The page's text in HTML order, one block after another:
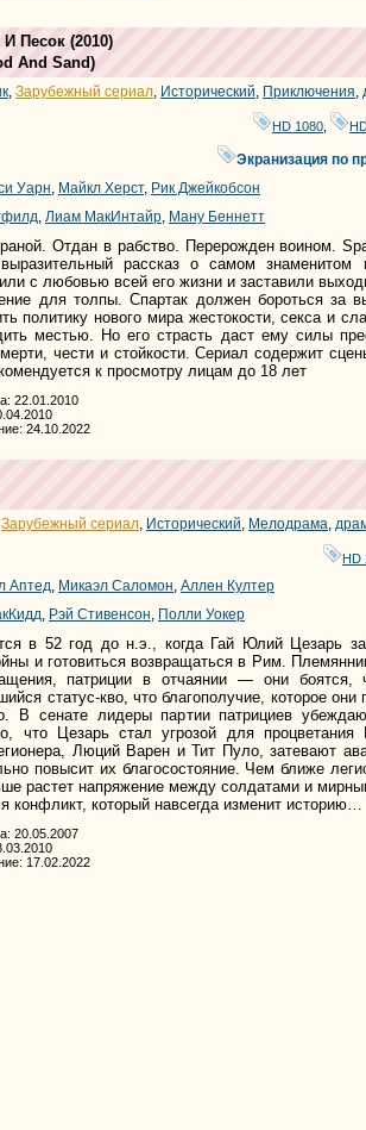
И Песок (2010)
And Sand)
, Зарубежный сериал, Исторический, Приключения,
HD 1080
Экранизация по
Уарн, Майкл Херст, Рик Джейкобсон
, Лиам МакИнтайр, Ману Беннетт
Отдан в рабство. Перерожден воином.
рассказ о самом знаменитом
с любовью всей его жизни и заставили
для толпы. Спартак должен бороться за
политику нового мира жестокости, секса и
местью. Но его страсть даст ему силы
чести и стойкости. Сериал содержит
к просмотру лицам до 18 лет
22.01.2010
24.10.2022
Зарубежный сериал, Исторический, Мелодрама,
HD
Аптед, Микаэл Саломон, Аллен Култер
, Рэй Стивенсон, Полли Уокер
в 52 год до н.э., когда Гай Юлий Цезарь
и готовиться возвращаться в Рим.
патриции в отчаянии — они боятся,
статус-кво, что благополучие, которое они
В сенате лидеры партии патрициев
что Цезарь стал угрозой для
Люций Варен и Тит Пуло, затевают
повысит их благосостояние. Чем ближе
растет напряжение между солдатами и
конфликт, который навсегда изменит историю…
20.05.2007
17.02.2022